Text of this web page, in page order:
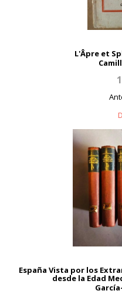
L'Âpre et
España Vista por los
desde la Edad